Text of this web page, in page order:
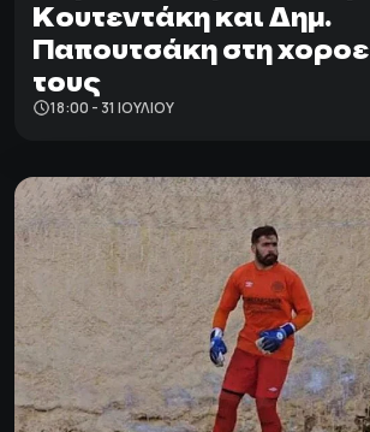
Κουτεντάκη και Δημ.
Παπουτσάκη στη
τους
18:00 - 31 ΙΟΥΛΊΟΥ